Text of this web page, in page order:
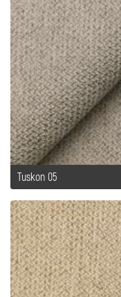
Tuskon 05